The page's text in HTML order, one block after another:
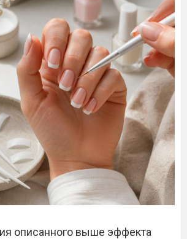
описанного выше эффекта